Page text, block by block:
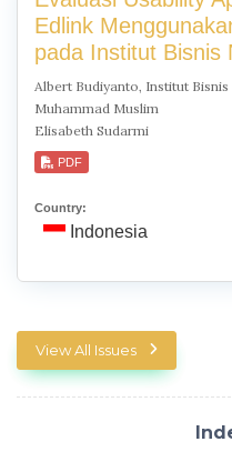
Edlink
pada Institut Bisnis
Albert Budiyanto, Institut Bisnis
Muhammad Muslim
Elisabeth Sudarmi
PDF
Country:
Indonesia
View All Issues